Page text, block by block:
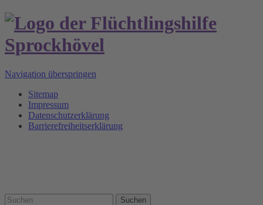
Navigation überspringen
Sitemap
Impressum
Datenschutzerklärung
Barrierefreiheitserklärung
Suchen